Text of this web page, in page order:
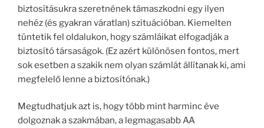
biztosításukra szeretnének támaszkodni egy ilyen
nehéz (és gyakran váratlan) szituációban. Kiemelten
tüntetik fel oldalukon, hogy számláikat elfogadják a
biztosító társaságok. (Ez azért különösen fontos, mert
sok esetben a szakik nem olyan számlát állítanak ki, ami
megfelelő lenne a biztosítónak.)
Megtudhatjuk azt is, hogy több mint harminc éve
dolgoznak a szakmában, a legmagasabb AA